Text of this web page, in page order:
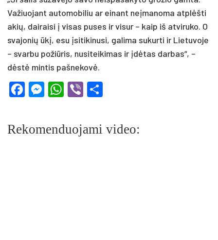
Važiuojant automobiliu ar einant neįmanoma atplėšti
akių, dairaisi į visas puses ir visur – kaip iš atviruko. O
svajonių ūkį, esu įsitikinusi, galima sukurti ir Lietuvoje
– svarbu požiūris, nusiteikimas ir įdėtas darbas“, –
dėstė mintis pašnekovė.
Facebook
Messenger
WhatsApp
Viber
Rekomenduojami video: